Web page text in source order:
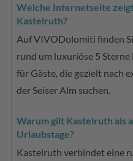
Welche Internetseite
Kastelruth?
Auf VIVODolomiti finden
rund um luxuriöse 5
für Gäste, die gezielt nach
der Seiser Alm suchen.
Warum gilt Kastelruth
Urlaubstage?
Kastelruth verbindet eine